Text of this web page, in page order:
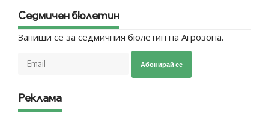
Седмичен бюлетин
Запиши се за седмичния бюлетин на Агрозона.
Абонирай се
Реклама